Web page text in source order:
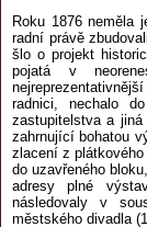
Roku 1876 neměla
radní právě
šlo o projekt
pojatá v
radnici, nechalo
zastupitelstva a
zahrnující bohatou
zlacení z
do uzavřeného
adresy plné
následovaly v
městského divadla